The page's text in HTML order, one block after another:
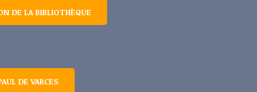
DE LA BIBLIOTHÈQUE
DE VARCES